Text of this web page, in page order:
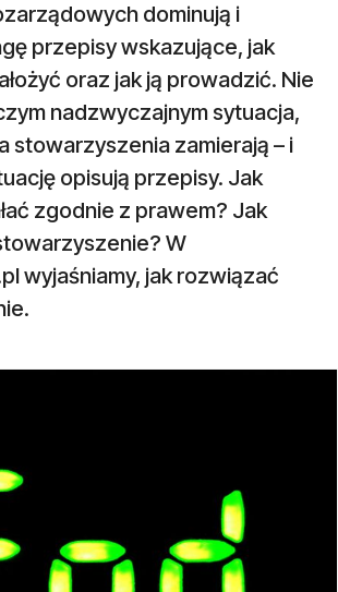
dominują i
przepisy wskazujące, jak
oraz jak ją prowadzić. Nie
nadzwyczajnym sytuacja,
stowarzyszenia zamierają – i
opisują przepisy. Jak
zgodnie z prawem? Jak
W
wyjaśniamy, jak rozwiązać